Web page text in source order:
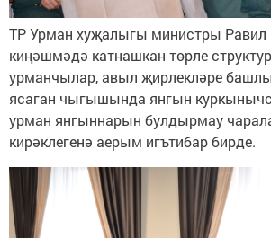
ТР Урман хуҗалыгы министры Равил
киңәшмәдә катнашкан төрле
урманчылар, авыл җирлекләре
ясаган чыгышында янгын
урман янгыннарын булдырмау
кирәклегенә аерым игътибар бирде.